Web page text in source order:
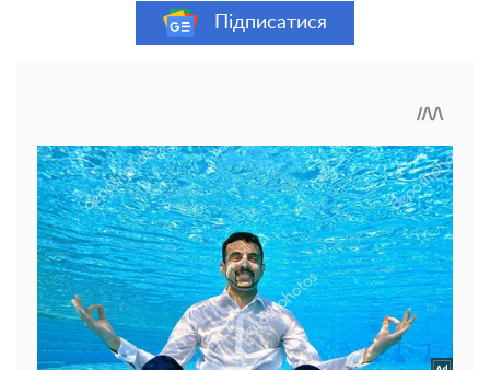
Підписатися